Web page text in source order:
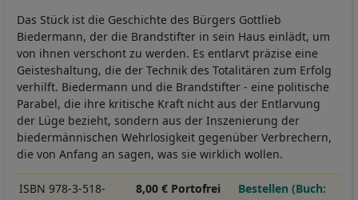
Das Stück ist die Geschichte des Bürgers Gottlieb
Biedermann, der die Brandstifter in sein Haus einlädt, um
von ihnen verschont zu werden. Es entlarvt präzise eine
Geisteshaltung, die der Technik des Totalitären zum Erfolg
verhilft. Biedermann und die Brandstifter - eine politische
Parabel, die ihre kritische Kraft nicht aus der Entlarvung
der Lüge bezieht, sondern aus der Inszenierung der
biedermännischen Wehrlosigkeit gegenüber Verbrechern,
die von Anfang an sagen, was sie wirklich wollen.
ISBN 978-3-518-
8,00 € Portofrei
Bestellen (Buch: